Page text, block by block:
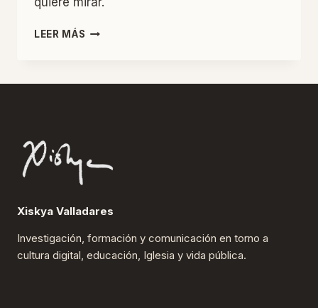
LEER MÁS DONDE
Xiskya Valladares
Investigación, formación y comunicación en torno a
cultura digital, educación, Iglesia y vida pública.